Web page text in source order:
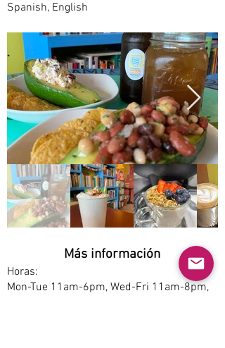
Spanish, English
Más información
Horas:
Mon-Tue 11am-6pm, Wed-Fri 11am-8pm,